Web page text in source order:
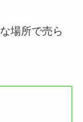
場所で売ら